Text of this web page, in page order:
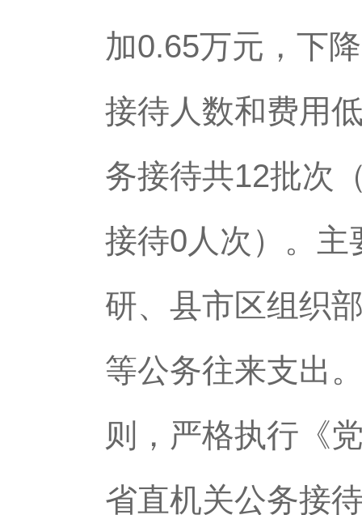
加0.65万元，下
接待人数和费用
务接待共12批次
接待0人次）。主
研、县市区组织
等公务往来支出
则，严格执行《
省直机关公务接